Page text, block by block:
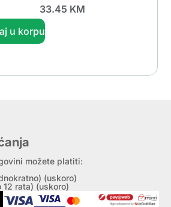
33.45 KM
u korpu
možete platiti:
(uskoro)
rata) (uskoro)